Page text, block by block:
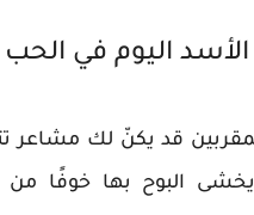
اليوم في الحب
قد يكنّ لك مشاعر
يخشى البوح بها خوفًا